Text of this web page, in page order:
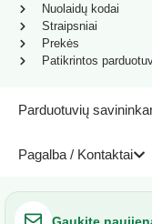
Parduotuvių
Pagalba / Kontaktai
Nuolaidų kodai
Straipsniai
Prekės
Patikrintos